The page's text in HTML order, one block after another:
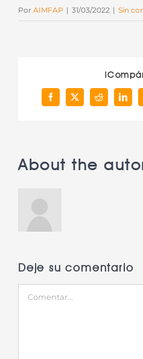
Por AIMFAP | 31/03/2022 | Sin
Facebook
X Reddit
About the
Deje su comentario
Comentar